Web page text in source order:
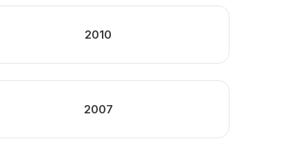
2010
2007